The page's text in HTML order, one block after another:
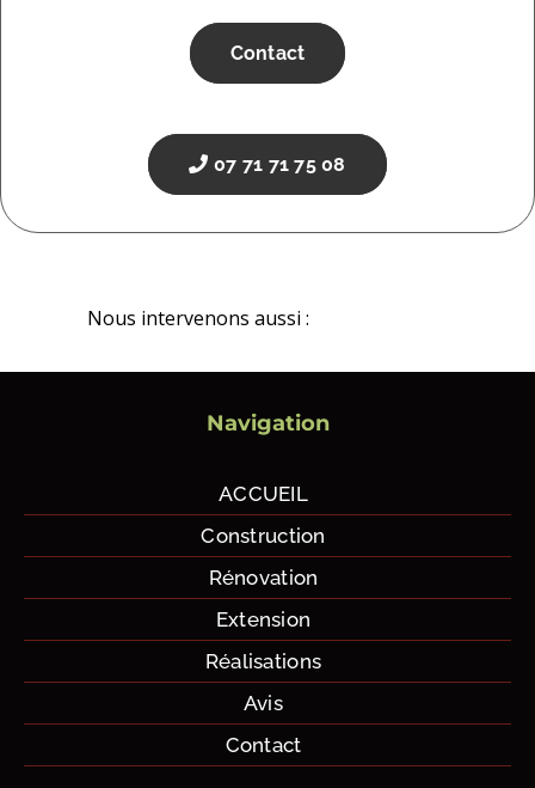
Contact
07 71 71 75 08
Nous intervenons aussi :
Navigation
ACCUEIL
Construction
Rénovation
Extension
Réalisations
Avis
Contact